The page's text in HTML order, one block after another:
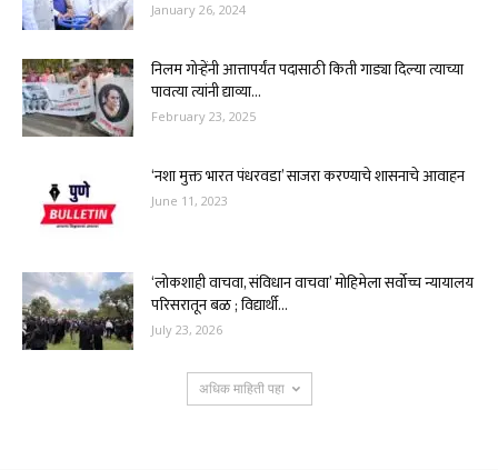
January 26, 2024
निलम गोऱ्हेंनी आत्तापर्यंत पदासाठी किती गाड्या दिल्या त्याच्या
पावत्या त्यांनी द्याव्या...
February 23, 2025
‘नशा मुक्त भारत पंधरवडा’ साजरा करण्याचे शासनाचे आवाहन
June 11, 2023
‘लोकशाही वाचवा, संविधान वाचवा’ मोहिमेला सर्वोच्च न्यायालय
परिसरातून बळ ; विद्यार्थी...
July 23, 2026
अधिक माहिती पहा